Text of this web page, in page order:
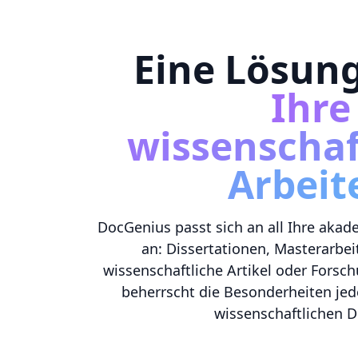
Eine
Ihre
DocGenius passt sich an all Ihre
an: Dissertationen,
wissenschaftliche Artikel oder
beherrscht die Besonderheiten
wissenschaftlichen